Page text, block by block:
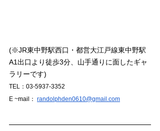
(※JR東中野駅西口・都営大江戸線東中野駅
A1出口より徒歩3分、山手通りに面したギャ
ラリーです)
TEL：03-5937-3352
E ~mail： randolphden0610@gmail.com